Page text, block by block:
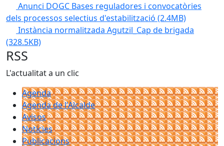
Anunci DOGC Bases reguladores i convocatòries
dels processos selectius d'estabilització (2.4MB)
Instància normalitzada Agutzil_Cap de brigada
(328.5KB)
RSS
L'actualitat a un clic
Agenda
Agenda de l'Alcalde
Avisos
Notícies
Publicacions